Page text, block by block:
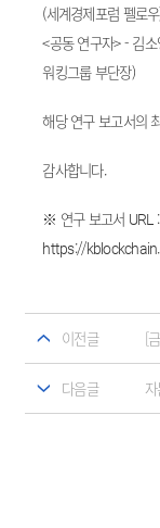
(세계경제포럼 펠로
<공동 연구자> - 김
워킹그룹 부단장)
해당 연구 보고서의
감사합니다.
※ 연구 보고서 URL :
https://
이전글
다음글